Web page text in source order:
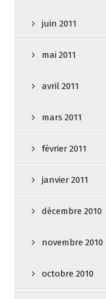
juin 2011
mai 2011
avril 2011
mars 2011
février 2011
janvier 2011
décembre 2010
novembre 2010
octobre 2010